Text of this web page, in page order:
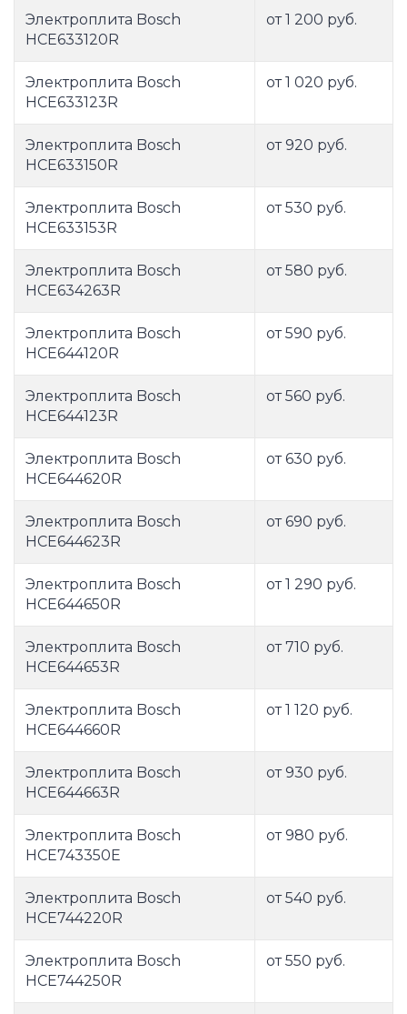
Электроплита Bosch
HCE633120R
от 1 200 руб.
Электроплита Bosch
HCE633123R
от 1 020 руб.
Электроплита Bosch
HCE633150R
от 920 руб.
Электроплита Bosch
HCE633153R
от 530 руб.
Электроплита Bosch
HCE634263R
от 580 руб.
Электроплита Bosch
HCE644120R
от 590 руб.
Электроплита Bosch
HCE644123R
от 560 руб.
Электроплита Bosch
HCE644620R
от 630 руб.
Электроплита Bosch
HCE644623R
от 690 руб.
Электроплита Bosch
HCE644650R
от 1 290 руб.
Электроплита Bosch
HCE644653R
от 710 руб.
Электроплита Bosch
HCE644660R
от 1 120 руб.
Электроплита Bosch
HCE644663R
от 930 руб.
Электроплита Bosch
HCE743350E
от 980 руб.
Электроплита Bosch
HCE744220R
от 540 руб.
Электроплита Bosch
HCE744250R
от 550 руб.